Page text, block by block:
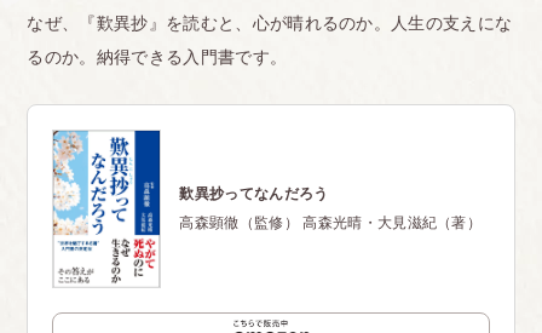
なぜ、『歎異抄』を読むと、心が晴れるのか。人生の支えにな
るのか。納得できる入門書です。
歎異抄ってなんだろう
高森顕徹（監修） 高森光晴・大見滋紀（著）